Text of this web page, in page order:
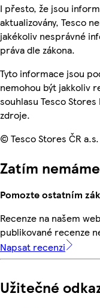
I přesto, že jsou
aktualizovány, Tesco
jakékoliv nesprávné
práva dle zákona.
Tyto informace jsou
nemohou být jakkoliv
souhlasu Tesco
zdroje.
© Tesco Stores ČR a.s.
Zatím
Pomozte ostatním
Recenze na našem
publikované recenze
Napsat recenzi
Užitečné